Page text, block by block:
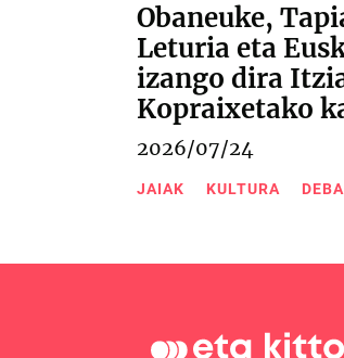
Obaneuke,
Leturia eta
izango dira
Kopraixetako
2026/07/24
JAIAK KULTURA